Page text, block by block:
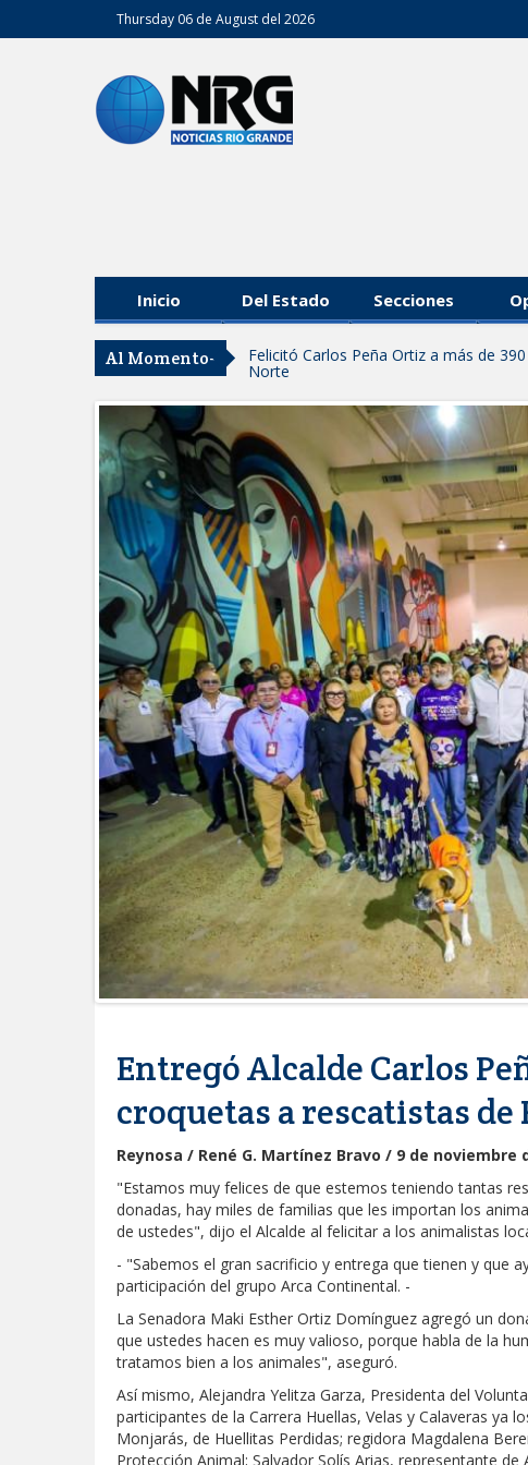
Thursday 06 de August del 2026
Inicio Del Estado Secciones
Al Momento- Felicitó Carlos Peña Ortiz a más de
Norte
GARANTIZAR UN MEJOR SERVICIO
Facilita DIF Tamaulipas trámite de
discapacidad
CARMEN LILIA CANTUROSAS
LIMPIA EN TAMAULIPAS
Destacó Alcalde Carlos Peña Ortiz
La UAT, Gobierno del Estado y
GOBIERNO MUNICIPAL INVITA A
NACIDOS EN CLÍNICA UNE NUEVA ERA
Entregó Carlos Peña Ortiz apoyos de
Esther Ortiz Domínguez
Instala Sector Salud Comité Estatal de
humanitario a los pacientes
GOBIERNO MUNICIPAL LLEVARÁ
SAN RAFAEL
Atiende Gobierno de Reynosa reportes
ATIENDE COMAPA MÁS DE 1800
Llevó Carlos Peña Ortiz programa
Prepara DIF Tamaulipas actividades
ESCUELA DE MÚSICA DEL SISTEMA
DICIEMBRE
Disney reconoce a nivel mundial
Visitó Alcalde a vecinos de Balcones
Tamaulipas sigue impulsando una
DIRECCIÓN DE DESARROLLO RURAL
REAPERTURA DE LA EXPORTACIÓN
Impulsa STPS ferias del empleo para
Entregó Alcalde Carlos
croquetas a rescatistas de
Reynosa / René G. Martínez Bravo / 9 de noviembre
"Estamos muy felices de que estemos teniendo tantas
donadas, hay miles de familias que les importan los
de ustedes", dijo el Alcalde al felicitar a los animalistas
- "Sabemos el gran sacrificio y entrega que tienen y que
participación del grupo Arca Continental. -
La Senadora Maki Esther Ortiz Domínguez agregó un
que ustedes hacen es muy valioso, porque habla de la
tratamos bien a los animales", aseguró.
Así mismo, Alejandra Yelitza Garza, Presidenta del
participantes de la Carrera Huellas, Velas y Calaveras ya
Monjarás, de Huellitas Perdidas; regidora Magdalena
Protección Animal; Salvador Solís Arias, representante